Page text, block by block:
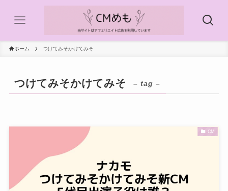
ホーム つけてみそかけてみそ
つけてみそかけてみそ – tag –
CM